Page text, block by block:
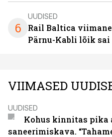
6
UUDISED
Rail Baltica
Pärnu-Kabli lõik
VIIMASED
UUDISED
Kohus kinnitas pika
saneerimiskava.